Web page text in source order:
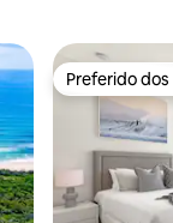
Preferido
Preferido